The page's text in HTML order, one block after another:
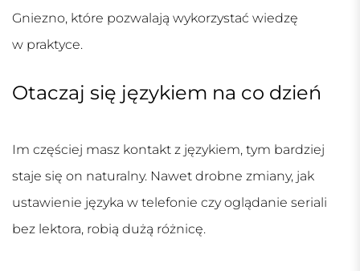
Gniezno, które pozwalają wykorzystać wiedzę
w praktyce.
Otaczaj się językiem na co dzień
Im częściej masz kontakt z językiem, tym bardziej
staje się on naturalny. Nawet drobne zmiany, jak
ustawienie języka w telefonie czy oglądanie seriali
bez lektora, robią dużą różnicę.